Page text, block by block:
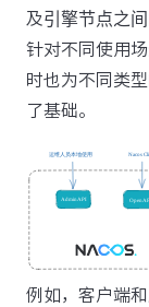
及引擎节点之
针对不同使用
时也为不同类
了基础。
例如，客户端